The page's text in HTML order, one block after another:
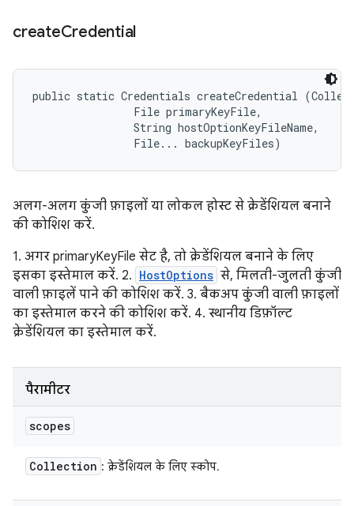
createCredential
public static Credentials createCredential
                File primaryKeyFile,
                String hostOptionKeyFileName,
                File... backupKeyFiles)
अलग-अलग कुंजी फ़ाइलों या लोकल होस्ट से क्रेडेंशियल बनाने
की कोशिश करें.
1. अगर primaryKeyFile सेट है, तो क्रेडेंशियल बनाने के लिए
इसका इस्तेमाल करें. 2. HostOptions से, मिलती-जुलती कुंजी
वाली फ़ाइलें पाने की कोशिश करें. 3. बैकअप कुंजी वाली फ़ाइलों
का इस्तेमाल करने की कोशिश करें. 4. स्थानीय डिफ़ॉल्ट
क्रेडेंशियल का इस्तेमाल करें.
पैरामीटर
scopes
Collection : क्रेडेंशियल के लिए स्कोप.